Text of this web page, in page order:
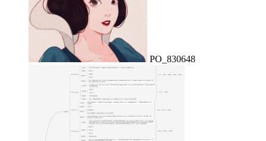
PO_830648